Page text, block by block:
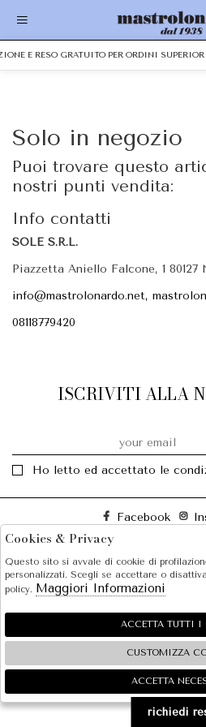
E RESO GRATUITO PER ORDINI
Solo in negozio
Puoi trovare questo
nostri punti vendita:
Info contatti
SOLE S.R.L.
Piazzetta Aniello Falcone, 1 80127
info@mastrolonardo.net,
08118779420
ISCRIVITI ALLA
Ho letto ed accettato le
Facebook
SOLE
2026 SOLE S.R.L. - P.iva : 07456781215
🍪
richiedi
Cookies & Privacy
Questo sito si avvale di cookie di
personalizzati. Scegli se accettare o
policy. Maggiori Informazioni
ACCETTA TUTTI I
CUSTOMIZZA
ACCETTA